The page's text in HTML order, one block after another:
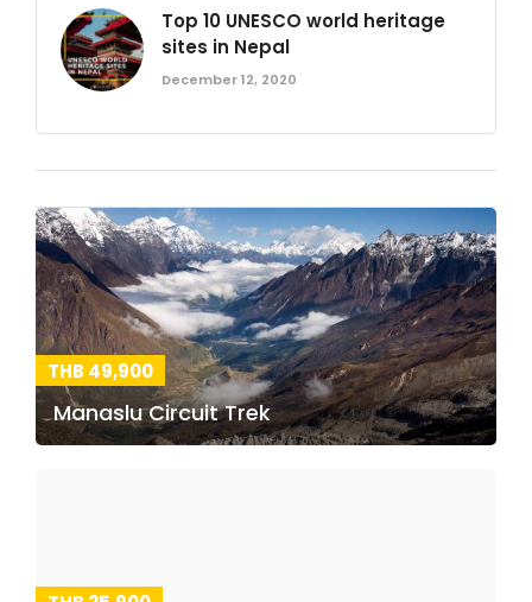
Top 10 UNESCO world heritage
sites in Nepal
December 12, 2020
THB 49,900
Manaslu Circuit Trek